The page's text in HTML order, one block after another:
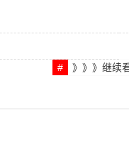
》》》继续